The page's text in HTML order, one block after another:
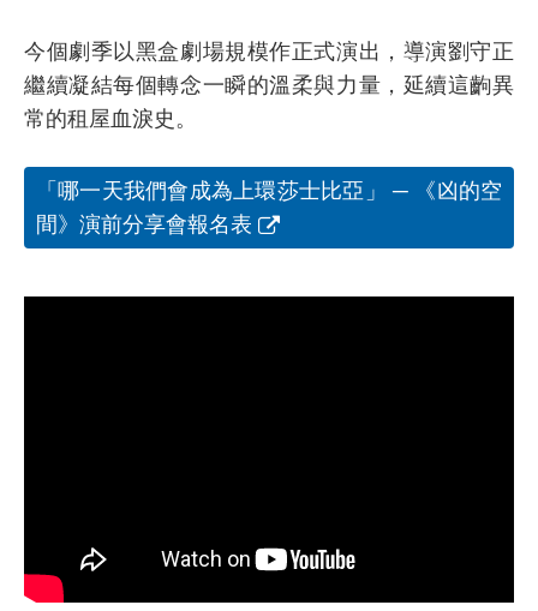
今個劇季以黑盒劇場規模作正式演出，導演劉守正
繼續凝結每個轉念一瞬的溫柔與力量，延續這齣異
常的租屋血淚史。
「哪一天我們會成為上環莎士比亞」 ─ 《凶的空
間》演前分享會報名表